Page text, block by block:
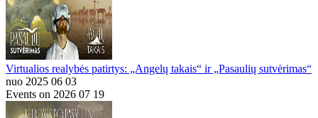
Virtualios realybės patirtys: „Angelų takais“ ir „Pasaulių sutvėrimas“
nuo 2025 06 03
Events on 2026 07 19